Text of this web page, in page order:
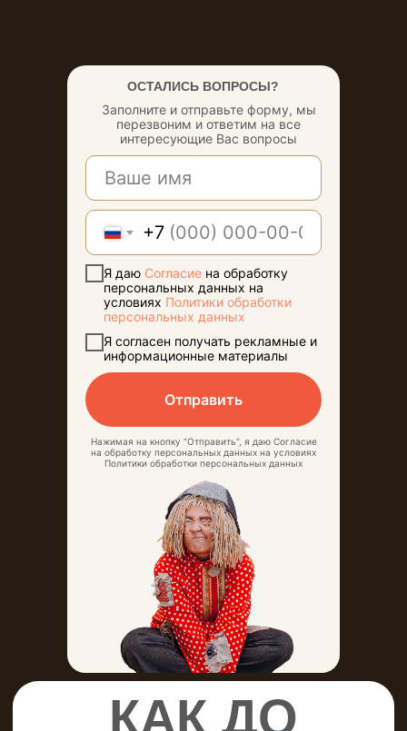
Заполните и отправьте форму, мы
перезвоним и ответим на все
интересующие Вас вопросы
+7
Я даю Согласие на обработку
персональных данных на
условиях Политики обработки
персональных данных
Я согласен получать рекламные и
информационные материалы
Отправить
Нажимая на кнопку “Отправить”, я даю Согласие
на обработку персональных данных на условиях
Политики обработки персональных данных
ОСТАЛИСЬ ВОПРОСЫ?
КРУГОВОРОТ
ЧУДЕС И
ПРИКЛЮЧЕНИЙ
КРУГЛЫЙ ГОД
Согласие посетителя на обработку
персональных данных
Политика в отношении
персональных данных
Пользовательское соглашение
Договор оферта
Правила обмена билетов
Афиша
+7 (473) 233-07-07
info@nelzha.ru
ЖДЕМ
ВАС
КАЖДЫЙ
ДЕНЬ!